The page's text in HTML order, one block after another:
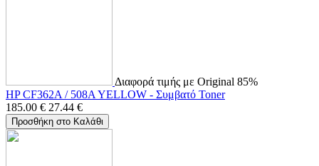
Διαφορά τιμής με Original 85%
HP CF362A / 508A YELLOW - Συμβατό Toner
185.00 € 27.44 €
Προσθήκη στο Καλάθι